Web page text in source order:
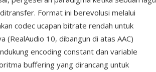
Format ini berevolusi melalui
codec ucapan bitrate rendah untuk
10, dibangun di atas AAC)
encoding constant dan variable
buffering yang dirancang untuk